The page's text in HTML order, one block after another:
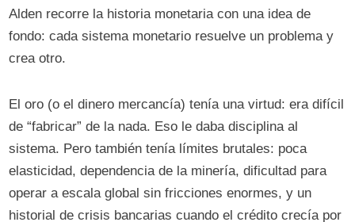
Alden recorre la historia monetaria con una idea de
fondo: cada sistema monetario resuelve un problema y
crea otro.
El oro (o el dinero mercancía) tenía una virtud: era difícil
de “fabricar” de la nada. Eso le daba disciplina al
sistema. Pero también tenía límites brutales: poca
elasticidad, dependencia de la minería, dificultad para
operar a escala global sin fricciones enormes, y un
historial de crisis bancarias cuando el crédito crecía por